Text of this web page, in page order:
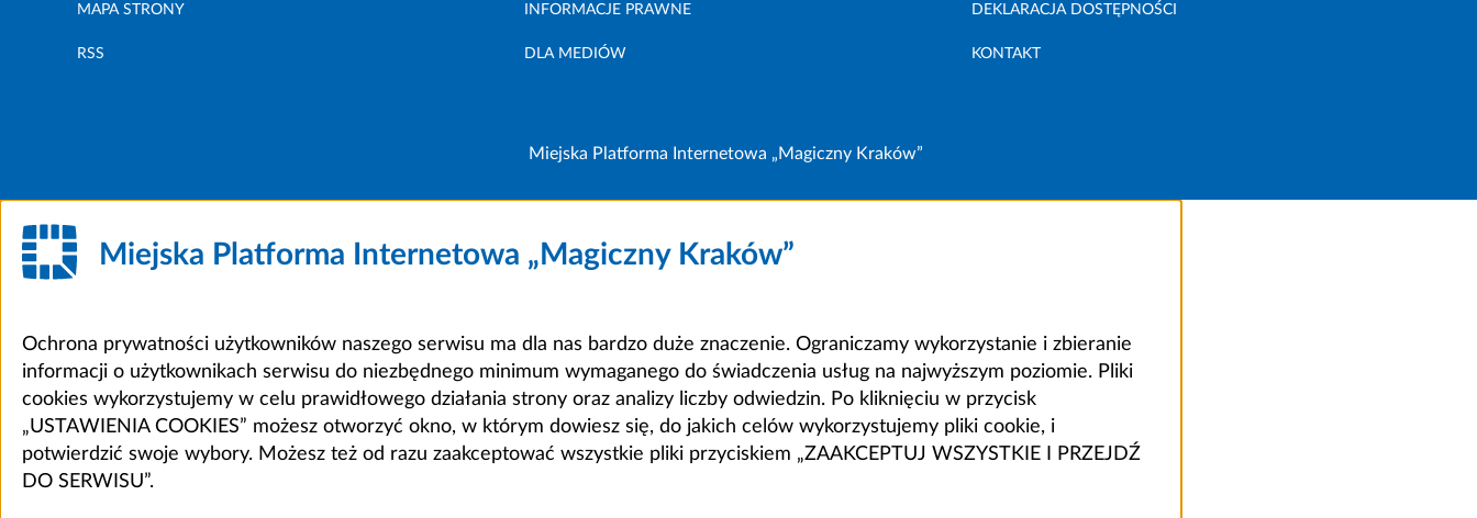
MAPA STRONY INFORMACJE PRAWNE DEKLARACJA DOSTĘPNOŚCI
RSS DLA MEDIÓW KONTAKT
Miejska Platforma Internetowa „Magiczny Kraków”
Miejska Platforma Internetowa „Magiczny Kraków”
Ochrona prywatności użytkowników naszego serwisu ma dla nas bardzo duże znaczenie. Ograniczamy wykorzystanie i zbieranie
informacji o użytkownikach serwisu do niezbędnego minimum wymaganego do świadczenia usług na najwyższym poziomie. Pliki
cookies wykorzystujemy w celu prawidłowego działania strony oraz analizy liczby odwiedzin. Po kliknięciu w przycisk
„USTAWIENIA COOKIES” możesz otworzyć okno, w którym dowiesz się, do jakich celów wykorzystujemy pliki cookie, i
potwierdzić swoje wybory. Możesz też od razu zaakceptować wszystkie pliki przyciskiem „ZAAKCEPTUJ WSZYSTKIE I PRZEJDŹ
DO SERWISU”.